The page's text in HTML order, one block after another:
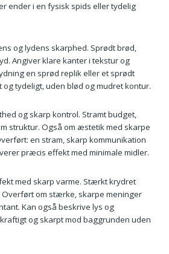
ender i en fysisk spids eller tydelig
og lydens skarphed. Sprødt brød,
Angiver klare kanter i tekstur og
en sprød replik eller et sprødt
tydeligt, uden blød og mudret kontur.
og skarp kontrol. Stramt budget,
struktur. Også om æstetik med skarpe
en stram, skarp kommunikation
præcis effekt med minimale midler.
med skarp varme. Stærkt krydret
om stærke, skarpe meninger
Kan også beskrive lys og
og skarpt mod baggrunden uden